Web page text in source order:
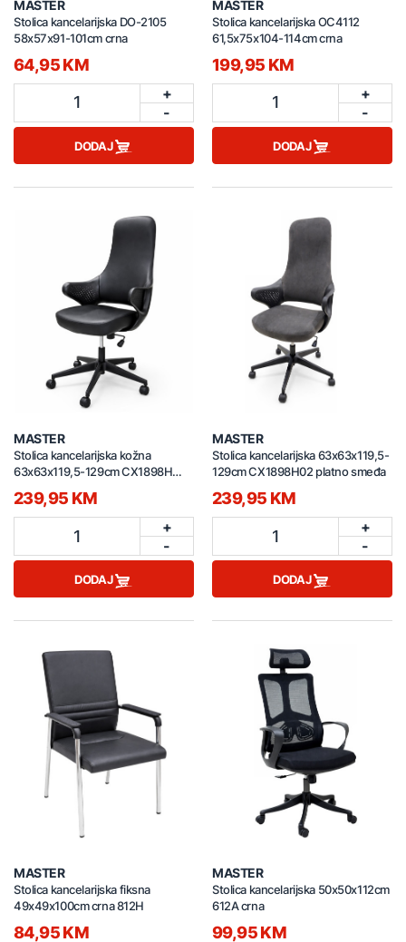
MASTER
Stolica kancelarijska DO-2105
58x57x91-101cm crna
64,95 KM
1
+
-
DODAJ
MASTER
Stolica kancelarijska OC4112
61,5x75x104-114cm crna
199,95 KM
1
+
-
DODAJ
MASTER
Stolica kancelarijska kožna
63x63x119,5-129cm CX1898H
crna
239,95 KM
1
+
-
DODAJ
MASTER
Stolica kancelarijska 63x63x119,5-
129cm CX1898H02 platno smeđa
239,95 KM
1
+
-
DODAJ
MASTER
Stolica kancelarijska fiksna
49x49x100cm crna 812H
84,95 KM
MASTER
Stolica kancelarijska 50x50x112cm
612A crna
99,95 KM